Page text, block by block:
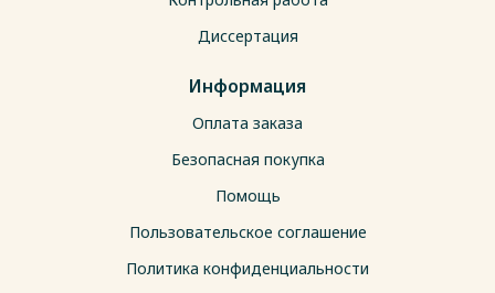
Диссертация
Информация
Оплата заказа
Безопасная покупка
Помощь
Пользовательское соглашение
Политика конфиденциальности